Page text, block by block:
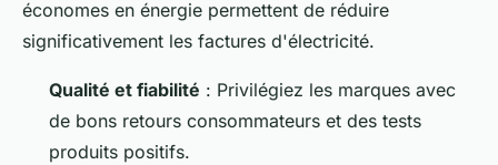
économes en énergie permettent de réduire
significativement les factures d'électricité.
Qualité et fiabilité : Privilégiez les marques avec
de bons retours consommateurs et des tests
produits positifs.